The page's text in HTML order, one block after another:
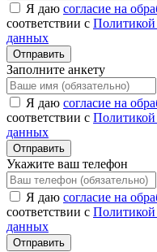
Я даю согласие на
соответствии с Политикой
данных
Отправить
Заполните анкету
Я даю согласие на
соответствии с Политикой
данных
Отправить
Укажите ваш телефон
Я даю согласие на
соответствии с Политикой
данных
Отправить